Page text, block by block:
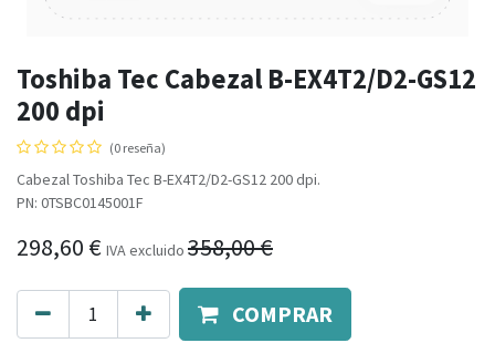
Toshiba Tec Cabezal B-EX4T2/D2-GS12
200 dpi
(0 reseña)
Cabezal Toshiba Tec B-EX4T2/D2-GS12 200 dpi.
PN: 0TSBC0145001F
298,60 € IVA excluido 358,00€
COMPRAR